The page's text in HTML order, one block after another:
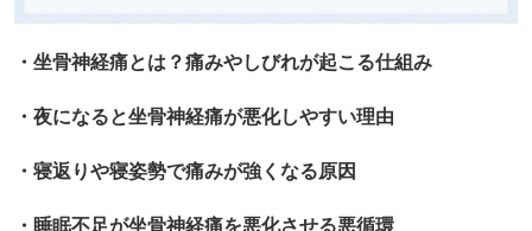
・坐骨神経痛とは？痛みやしびれが起こる仕組み
・夜になると坐骨神経痛が悪化しやすい理由
・寝返りや寝姿勢で痛みが強くなる原因
・睡眠不足が坐骨神経痛を悪化させる悪循環